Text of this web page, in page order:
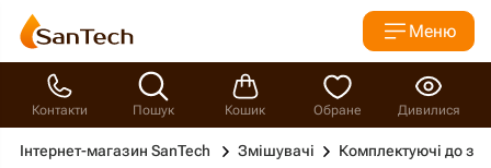
Меню
Контакти Пошук Кошик Обране Дивилися
Інтернет-магазин SanTech Змішувачі Комплектуючі до